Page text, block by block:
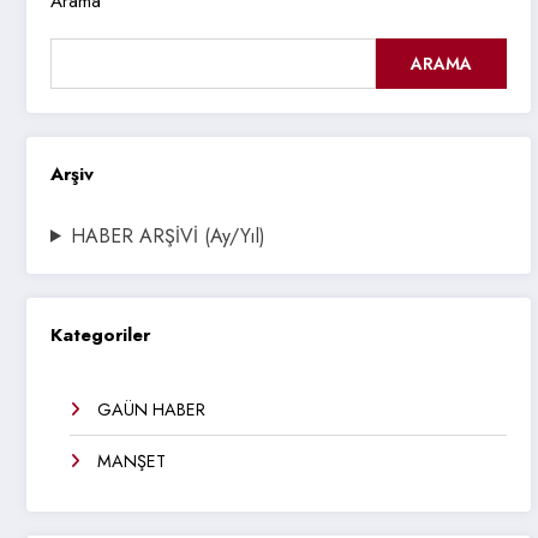
ARAMA
Arşiv
HABER ARŞİVİ (Ay/Yıl)
Kategoriler
GAÜN HABER
MANŞET